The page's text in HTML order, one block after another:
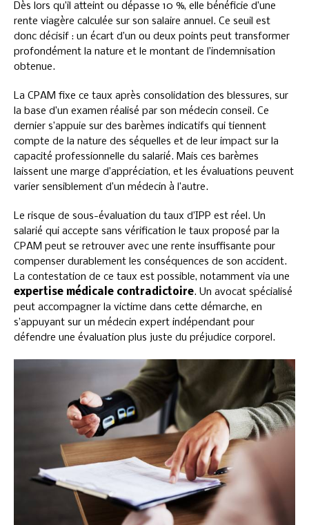
Dès lors qu’il atteint ou dépasse 10 %, elle bénéficie d’une
rente viagère calculée sur son salaire annuel. Ce seuil est
donc décisif : un écart d’un ou deux points peut transformer
profondément la nature et le montant de l’indemnisation
obtenue.
La CPAM fixe ce taux après consolidation des blessures, sur
la base d’un examen réalisé par son médecin conseil. Ce
dernier s’appuie sur des barèmes indicatifs qui tiennent
compte de la nature des séquelles et de leur impact sur la
capacité professionnelle du salarié. Mais ces barèmes
laissent une marge d’appréciation, et les évaluations peuvent
varier sensiblement d’un médecin à l’autre.
Le risque de sous-évaluation du taux d’IPP est réel. Un
salarié qui accepte sans vérification le taux proposé par la
CPAM peut se retrouver avec une rente insuffisante pour
compenser durablement les conséquences de son accident.
La contestation de ce taux est possible, notamment via une
expertise médicale contradictoire. Un avocat spécialisé
peut accompagner la victime dans cette démarche, en
s’appuyant sur un médecin expert indépendant pour
défendre une évaluation plus juste du préjudice corporel.